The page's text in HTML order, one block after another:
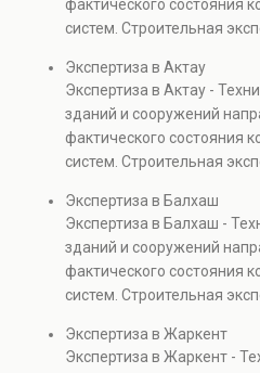
также при судебных
проверках.
фактического состояния
систем. Строительная
элементов и оценку
Услуга востребована при
капитальном ремонте и
также при судебных
проверках.
Экспертиза в Актау
Экспертиза в Актау -
зданий и сооружений
фактического состояния
систем. Строительная
элементов и оценку
Услуга востребована при
капитальном ремонте и
также при судебных
проверках.
Экспертиза в Балхаш
Экспертиза в Балхаш -
зданий и сооружений
фактического состояния
систем. Строительная
элементов и оценку
Услуга востребована при
Экспертиза в Жаркент
Экспертиза в Жаркент -